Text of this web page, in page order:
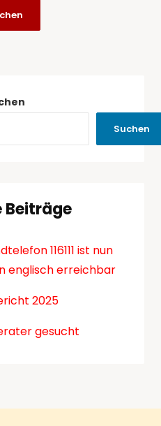
Suchen
Beiträge
116111 ist nun
englisch erreichbar
2025
gesucht